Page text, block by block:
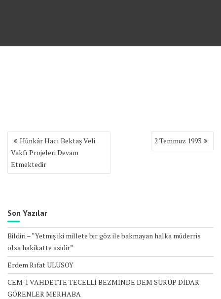
a
z
l
a
ş
ı
m
ı
Hünkâr Hacı Bektaş Veli
Vakfı Projeleri Devam
Etmektedir
2 Temmuz 1993
Son Yazılar
Bildiri – “Yetmiş iki millete bir göz ile bakmayan halka müderris
olsa hakikatte asidir”
Erdem Rıfat ULUSOY
CEM-İ VAHDETTE TECELLİ BEZMİNDE DEM SÜRÜP DİDAR
GÖRENLER MERHABA